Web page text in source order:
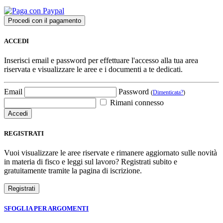
ACCEDI
Inserisci email e password per effettuare l'accesso alla tua area
riservata e visualizzare le aree e i documenti a te dedicati.
Email Password (Dimenticata?)
Rimani connesso
REGISTRATI
Vuoi visualizzare le aree riservate e rimanere aggiornato sulle novità
in materia di fisco e leggi sul lavoro? Registrati subito e
gratuitamente tramite la pagina di iscrizione.
SFOGLIA PER ARGOMENTI